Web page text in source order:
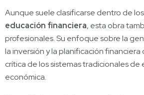
Aunque suele clasificarse dentro de los
educación financiera, esta obra
profesionales. Su enfoque sobre la
la inversión y la planificación financiera
crítica de los sistemas tradicionales de
económica.